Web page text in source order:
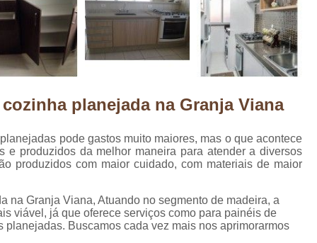
Marcenaria com Móveis Planejados
Marcenaria de Personalização de
Marcenaria de Planejado para Residência
Marcenaria de Planejados em Sp
Marcenaria de Planejados para Quarto
Loja
Móveis Planejados em São
Móveis Planejados para Quarto de
Móveis Planejados para Sala de
planejada na Granja Viana
pode gastos muito maiores, mas o que acontece
produzidos da melhor maneira para atender a diversos
produzidos com maior cuidado, com materiais de maior
na Granja Viana, Atuando no segmento de madeira, a
viável, já que oferece serviços como para painéis de
Buscamos cada vez mais nos aprimorarmos